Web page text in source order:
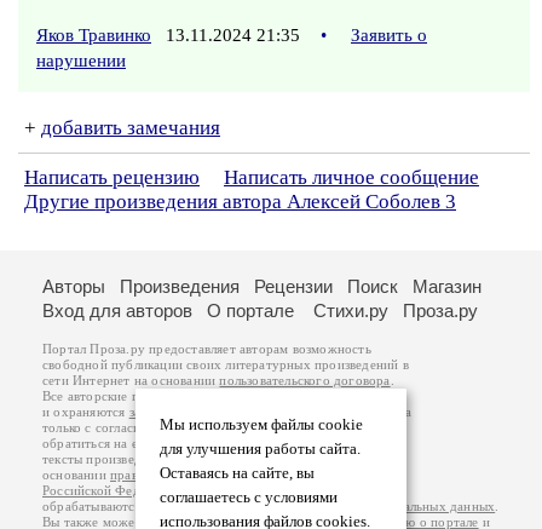
Яков Травинко 13.11.2024 21:35 •
Заявить о
нарушении
+ добавить замечания
Написать рецензию
Написать личное сообщение
Другие произведения автора Алексей Соболев 3
Мы используем файлы cookie
для улучшения работы сайта.
Оставаясь на сайте, вы
соглашаетесь с условиями
использования файлов cookies.
Авторы Произведения Рецензии Поиск
Магазин
Вход для авторов
О портале Стихи.ру Проза.ру
Портал Проза.ру предоставляет авторам возможность
свободной публикации своих литературных произведений в
сети Интернет на основаниипользовательского договора
Все авторские права на произведения принадлежат авторам
и охраняются законом
. Перепечатка произведений возможна
только с согласия его автора, к которому вы можете
обратиться на его авторской странице. Ответственность за
тексты произведений авторы несут самостоятельно на
основанииправил публикацииизаконодательства
Российской Федерации
обрабатываются на основанииПолитики обработки персональных данных
Вы также можете посмотреть более подробнуюинформацию о портале и